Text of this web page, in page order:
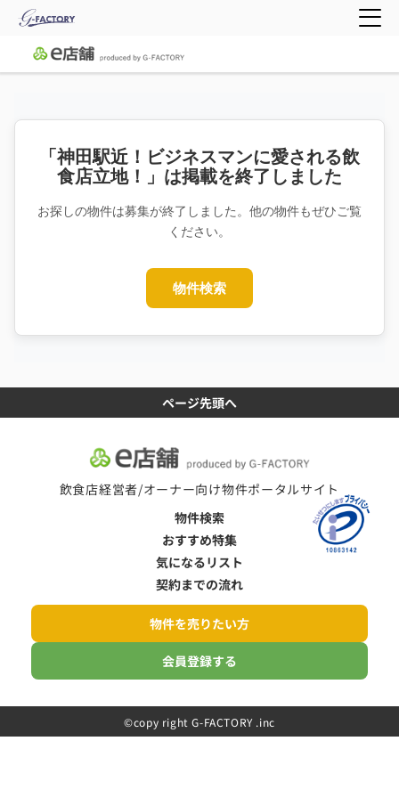
「神田駅近！ビジネスマンに愛される飲
食店立地！」は掲載を終了しました
お探しの物件は募集が終了しました。他の物件もぜひご覧
ください。
物件検索
ページ先頭へ
飲食店経営者/オーナー向け物件ポータルサイト
物件検索
おすすめ特集
気になるリスト
契約までの流れ
物件を売りたい方
会員登録する
©️copy right G-FACTORY .inc